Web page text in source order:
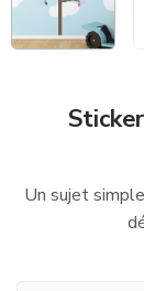
Un sujet